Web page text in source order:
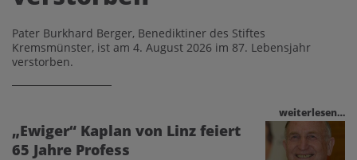
Pater Burkhard Berger, Benediktiner des Stiftes
Kremsmünster, ist am 4. August 2026 im 87. Lebensjahr
verstorben.
weiterlesen…
„Ewiger“ Kaplan von Linz feiert
65 Jahre Profess